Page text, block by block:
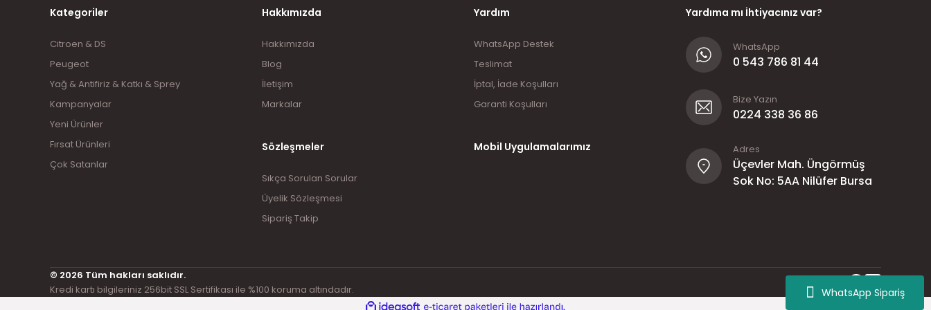
WhatsApp Sipariş
Kategoriler
Citroen & DS
Peugeot
Yağ & Antifiriz & Katkı & Sprey
Kampanyalar
Yeni Ürünler
Fırsat Ürünleri
Çok Satanlar
Hakkımızda
Hakkımızda
Blog
İletişim
Markalar
Sözleşmeler
Sıkça Sorulan Sorular
Üyelik Sözleşmesi
Sipariş Takip
Yardım
WhatsApp Destek
Teslimat
İptal, İade Koşulları
Garanti Koşulları
Mobil Uygulamalarımız
Yardıma mı İhtiyacınız var?
WhatsApp
0 543 786 81 44
Bize Yazın
0224 338 36 86
Adres
Üçevler Mah. Üngörmüş
Sok No: 5AA Nilüfer Bursa
© 2026 Tüm hakları saklıdır.
Kredi kartı bilgileriniz 256bit SSL Sertifikası ile %100 koruma altındadır.
ideasoft e-